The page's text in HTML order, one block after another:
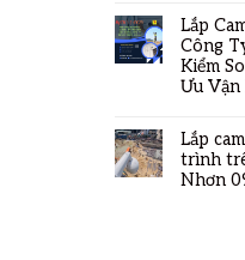
Lắp
Công
Kiểm
Ưu Vận
Lắp
trình
Nhơn